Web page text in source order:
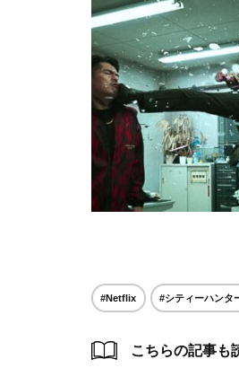
#Netflix #シティーハンタ
こちらの記事も